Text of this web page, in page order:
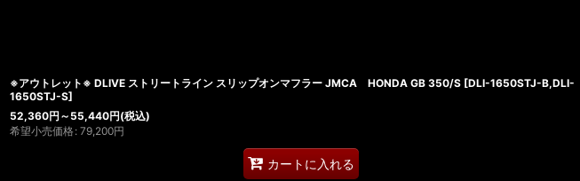
※アウトレット※ DLIVE ストリートライン スリップオンマフラー JMCA HONDA GB 350/S [DLI-1650STJ-B,DLI-
1650STJ-S]
52,360円 ～55,440円(税込)
希望小売価格 : 79,200円
カートに入れる